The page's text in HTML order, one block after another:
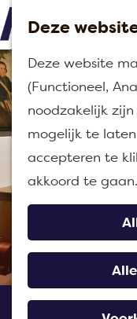
Deze
Deze website
(Functioneel,
noodzakelijk
mogelijk te
accepteren te
akkoord te gaan.
G
a
n
a
d
h
o
m
e
n
u
Museum